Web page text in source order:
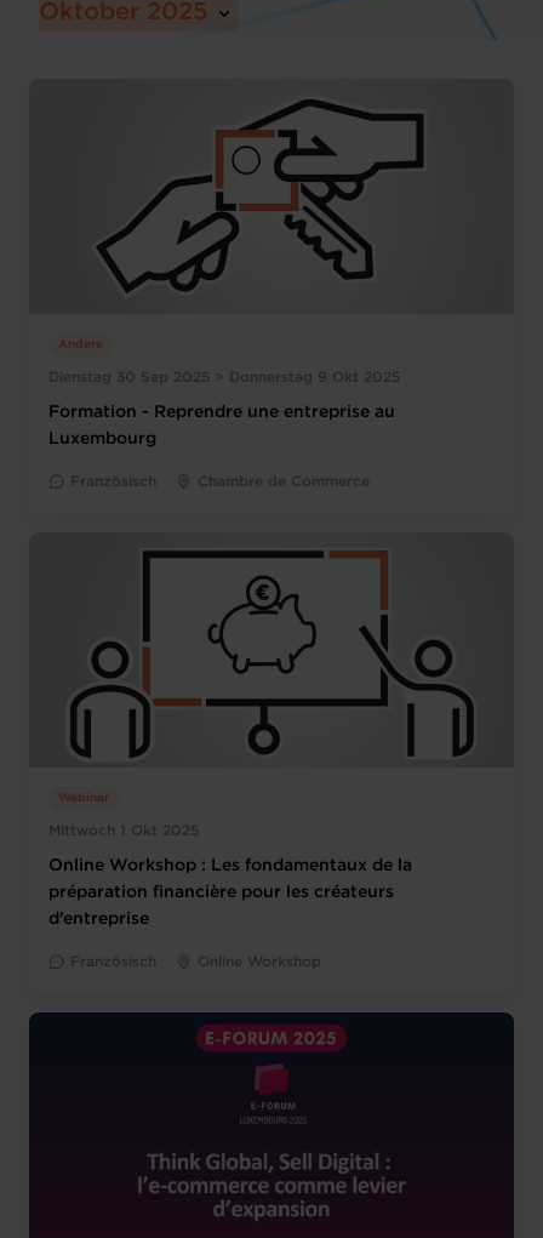
Oktober 2025
Dienstag 30 Sep 2025 > Donnerstag 9 Okt 2025
Andere
Formation - Reprendre une entreprise au
Luxembourg
Französisch Chambre de Commerce
Mittwoch 1 Okt 2025
Webinar
Online Workshop : Les fondamentaux de la
préparation financière pour les créateurs
d’entreprise
Französisch Online Workshop